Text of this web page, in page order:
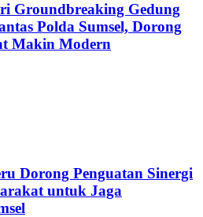
Groundbreaking Gedung
Polda Sumsel, Dorong
Makin Modern
Dorong Penguatan Sinergi
untuk Jaga